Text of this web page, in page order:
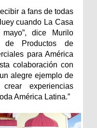
a fans de todas
cuando La Casa
dice Murilo
de Productos de
para América
colaboración con
alegre ejemplo de
experiencias
América Latina.”